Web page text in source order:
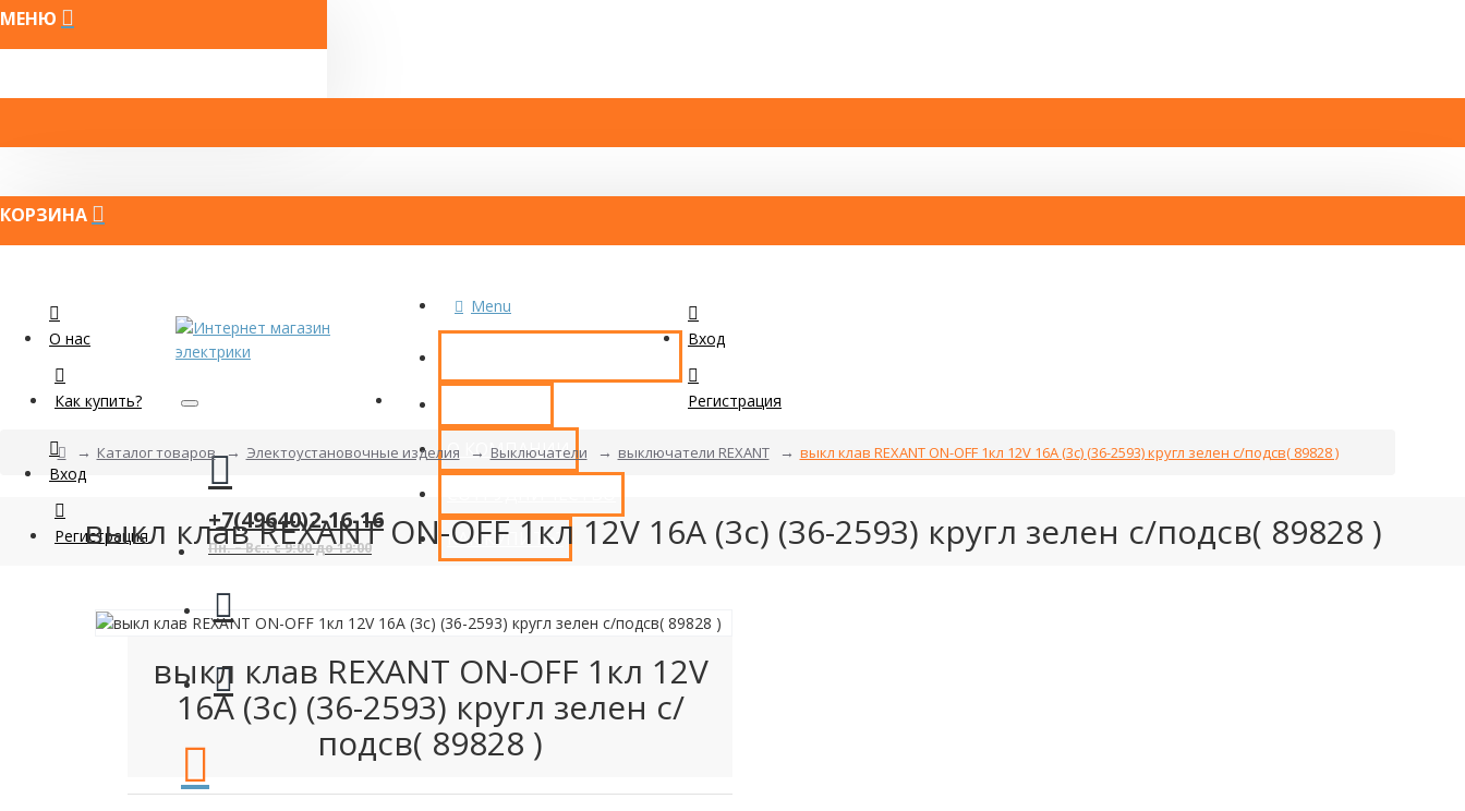
МЕНЮ
КОРЗИНА
О нас
Как купить?
Вход
Регистрация
+7(49640)2-16-16
Пн. – Вс.: с 9:00 до 19:00
Menu
О КОМПАНИИ
КАК КУПИТЬ?
Вход
Регистрация
Каталог товаров Электоустановочные изделия Выключатели выключатели REXANT выкл клав REXANT ON-OFF 1кл 12V 16А (3с) (36-2593) кругл зелен с/подсв( 89828 )
выкл клав REXANT ON-OFF 1кл 12V 16А (3с) (36-2593) кругл зелен с/подсв( 89828 )
выкл клав REXANT ON-OFF 1кл 12V
16А (3с) (36-2593) кругл зелен с/
подсв( 89828 )